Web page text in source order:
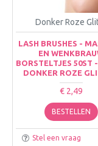
Donker Roze
LASH BRUSHES -
EN
BORSTELTJES 50ST
DONKER ROZE
€ 2,49
BESTELLEN
Stel een vraag